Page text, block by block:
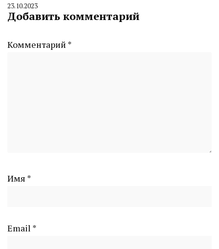
By
CHELINDUSTRY
23.10.2023
Добавить комментарий
Комментарий *
Имя *
Email *